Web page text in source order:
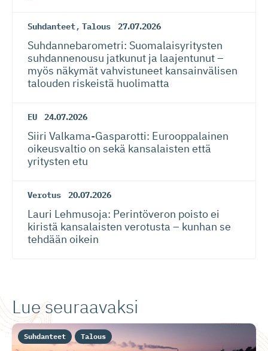
Suhdanteet, Talous 27.07.2026
Suhdanneba­ro­metri: Suomalaisy­ri­tysten
suhdannenousu jatkunut ja laajentunut –
myös näkymät vahvistuneet kansainvälisen
talouden riskeistä huolimatta
EU 24.07.2026
Siiri Valkama-Gas­pa­rotti: Eurooppalainen
oikeusvaltio on sekä kansalaisten että
yritysten etu
Verotus 20.07.2026
Lauri Lehmusoja: Perintöveron poisto ei
kiristä kansalaisten verotusta – kunhan se
tehdään oikein
Lue seuraavaksi
Suhdanteet Talous